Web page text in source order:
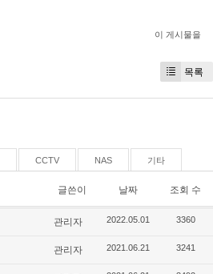
이 게시물을
목록
CCTV NAS 기타
글쓴이 날짜 조회 수
관리자 2022.05.01 3360
관리자 2021.06.21 3241